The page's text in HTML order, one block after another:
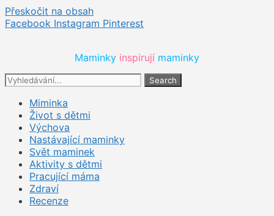
Přeskočit na obsah
Facebook Instagram Pinterest
Maminky inspirují maminky
Search
Miminka
Život s dětmi
Výchova
Nastávající maminky
Svět maminek
Aktivity s dětmi
Pracující máma
Zdraví
Recenze